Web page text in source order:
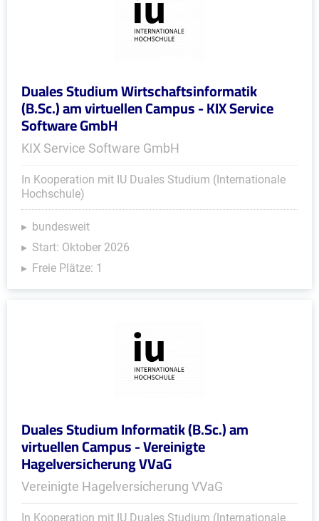
Duales Studium Wirtschaftsinformatik
(B.Sc.) am virtuellen Campus - KIX Service
Software GmbH
KIX Service Software GmbH
In Kooperation mit IU Duales Studium (Internationale
Hochschule)
bundesweit
Start: Oktober 2026
Freie Plätze: 1
Duales Studium Informatik (B.Sc.) am
virtuellen Campus - Vereinigte
Hagelversicherung VVaG
Vereinigte Hagelversicherung VVaG
In Kooperation mit IU Duales Studium (Internationale